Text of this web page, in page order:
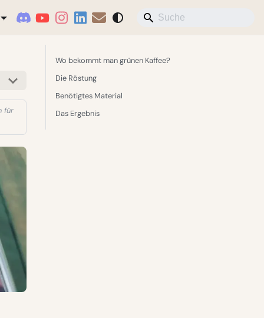
für
Wo bekommt man grünen Kaffee?
Die Röstung
Benötigtes Material
Das Ergebnis